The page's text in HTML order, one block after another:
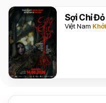
Sợi Chỉ Đỏ
Việt Nam